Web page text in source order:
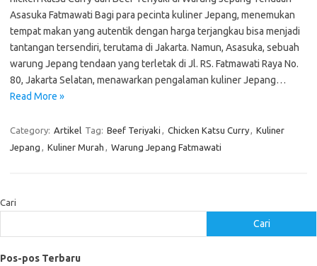
Asasuka Fatmawati Bagi para pecinta kuliner Jepang, menemukan
tempat makan yang autentik dengan harga terjangkau bisa menjadi
tantangan tersendiri, terutama di Jakarta. Namun, Asasuka, sebuah
warung Jepang tendaan yang terletak di Jl. RS. Fatmawati Raya No.
80, Jakarta Selatan, menawarkan pengalaman kuliner Jepang…
Read More »
Category: Artikel Tag: Beef Teriyaki , Chicken Katsu Curry, Kuliner
Jepang , Kuliner Murah , Warung Jepang Fatmawati
Cari
Cari
Pos-pos Terbaru